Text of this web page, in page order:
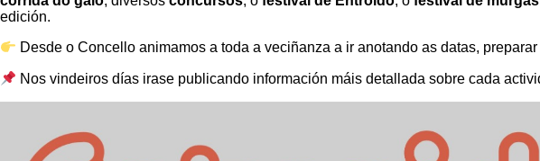
edición.
Desde o Concello animamos a toda a veciñanza a ir anotando as datas,
Nos vindeiros días irase publicando información máis detallada sobre cada